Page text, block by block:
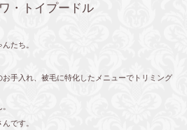
・トイプードル
たち。
手入れ、被毛に特化したメニューでトリミング
です。